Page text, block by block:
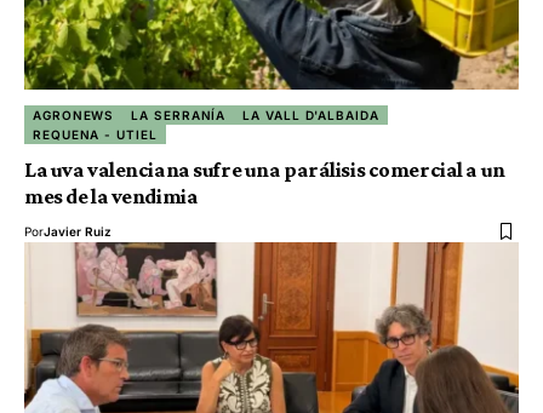
AGRONEWS LA SERRANÍA
LA VALL D'ALBAIDA
REQUENA - UTIEL
La uva valenciana sufre una parálisis comercial a un
mes de la vendimia
PorJavier Ruiz